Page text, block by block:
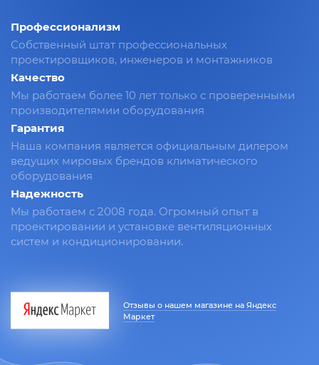
Профессионализм
Собственный штат профессиональных
проектировщиков, инженеров и монтажников
Качество
Мы работаем более 10 лет только с проверенными
производителямии оборудования
Гарантия
Наша компания является официальным дилером
ведущих мировых брендов климатического
оборудования
Надежность
Мы работаем с 2008 года. Огромный опыт в
проектировании и установке вентиляционных
систем и кондиционировании.
Отзывы о нашем магазине на Яндекс
Маркет